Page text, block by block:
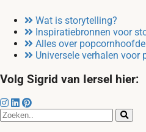
Wat is storytelling?
Inspiratiebronnen voor
Alles over
Universele verhalen voor
Volg Sigrid van Iersel hier: